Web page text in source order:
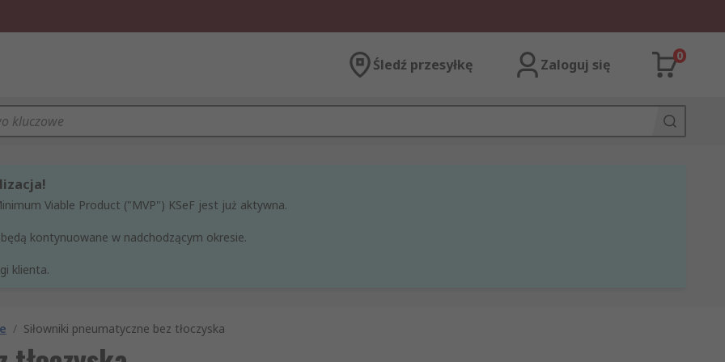
Śledź przesyłkę Zaloguj się
0
Viable Product ("MVP") KSeF jest już aktywna.
kontynuowane w nadchodzącym okresie.
klienta.
/ Siłowniki pneumatyczne bez tłoczyska